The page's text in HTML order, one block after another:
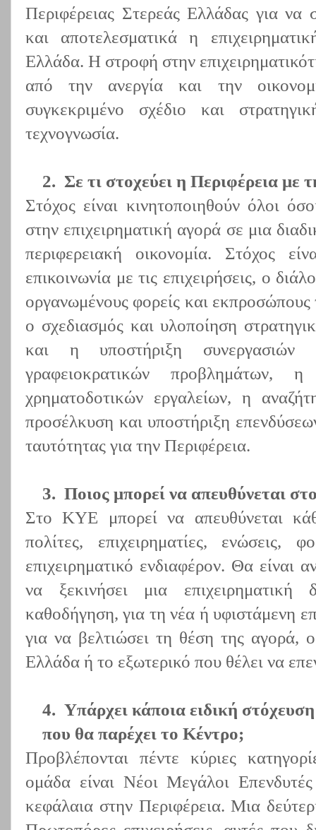
Περιφέρειας Στερεάς Ελλάδας για να
και αποτελεσματικά η
Ελλάδα. Η στροφή στην
από την ανεργία και την
συγκεκριμένο σχέδιο και
τεχνογνωσία.
2. Σε τι στοχεύει η Περιφέρεια με
Στόχος είναι κινητοποιηθούν όλοι
στην επιχειρηματική αγορά σε μια
περιφερειακή οικονομία. Στόχος
επικοινωνία με τις επιχειρήσεις, ο
οργανωμένους φορείς και εκπροσώπους
ο σχεδιασμός και υλοποίηση
και η υποστήριξη συνεργασιών
γραφειοκρατικών προβλημάτων,
χρηματοδοτικών εργαλείων, η
προσέλκυση και υποστήριξη
ταυτότητας για την Περιφέρεια.
3. Ποιος μπορεί να απευθύνεται
Στο ΚΥΕ μπορεί να απευθύνεται
πολίτες, επιχειρηματίες, ενώσεις,
επιχειρηματικό ενδιαφέρον. Θα είναι
να ξεκινήσει μια επιχειρηματική
καθοδήγηση, για τη νέα ή υφιστάμενη
για να βελτιώσει τη θέση της αγορά,
Ελλάδα ή το εξωτερικό που θέλει να
4. Υπάρχει κάποια ειδική
που θα παρέχει το Κέντρο;
Προβλέπονται πέντε κύριες
ομάδα είναι Νέοι Μεγάλοι
κεφάλαια στην Περιφέρεια. Μια